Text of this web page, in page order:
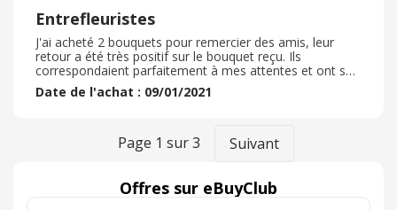
Entrefleuristes
J'ai acheté 2 bouquets pour remercier des amis, leur
retour a été très positif sur le bouquet reçu. Ils
correspondaient parfaitement à mes attentes et ont su
ravir leurs destinataires. Ils m'ont envoyé des photos des
bouquets, qui étaient presque plus jolis que ce que
prix tout à fait corrects Je les remercie pour leur
professionnalisme et commanderai à nouveau chez eux
Date de l'achat : 09/01/2021
Page 1 sur3 Suivant
Offres sur eBuyClub